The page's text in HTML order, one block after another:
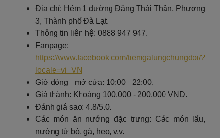
Địa chỉ: Hẻm 1 đường Đặng Thái Thân, Phường
3, Thành phố Đà Lạt.
Thông tin liên hệ: 0888 947 947.
Fanpage:
https://www.facebook.com/tiemgalungchungdoi/?
locale=vi_VN
Giờ đóng - mở cửa: 10:00 - 22:00.
Giá thành: Khoảng 100.000 - 200.000 VND.
Đánh giá sao: 4.8/5.0.
Các món ăn nướng đặc trưng: Các món lẩu,
nướng từ bò, gà, heo, v.v.